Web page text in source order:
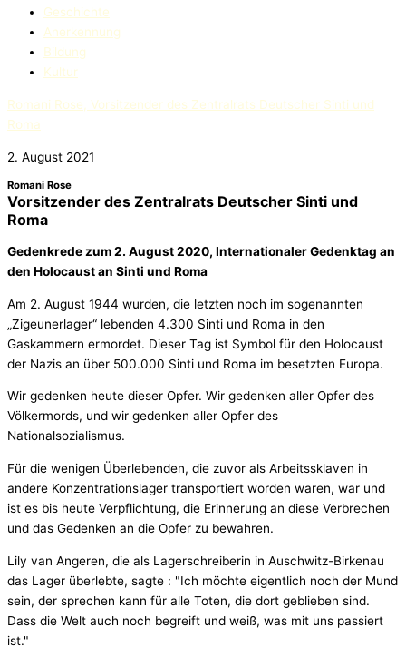
Geschichte
Anerkennung
Bildung
Kultur
Romani Rose, Vorsitzender des Zentralrats Deutscher Sinti und
Roma
2. August 2021
Romani Rose
Vorsitzender des Zentralrats Deutscher Sinti und
Roma
Gedenkrede zum 2. August 2020, Internationaler Gedenktag an
den Holocaust an Sinti und Roma
Am 2. August 1944 wurden, die letzten noch im sogenannten
„Zigeunerlager“ lebenden 4.300 Sinti und Roma in den
Gaskammern ermordet. Dieser Tag ist Symbol für den Holocaust
der Nazis an über 500.000 Sinti und Roma im besetzten Europa.
Wir gedenken heute dieser Opfer. Wir gedenken aller Opfer des
Völkermords, und wir gedenken aller Opfer des
Nationalsozialismus.
Für die wenigen Überlebenden, die zuvor als Arbeitssklaven in
andere Konzentrationslager transportiert worden waren, war und
ist es bis heute Verpflichtung, die Erinnerung an diese Verbrechen
und das Gedenken an die Opfer zu bewahren.
Lily van Angeren, die als Lagerschreiberin in Auschwitz-Birkenau
das Lager überlebte, sagte : "Ich möchte eigentlich noch der Mund
sein, der sprechen kann für alle Toten, die dort geblieben sind.
Dass die Welt auch noch begreift und weiß, was mit uns passiert
ist."